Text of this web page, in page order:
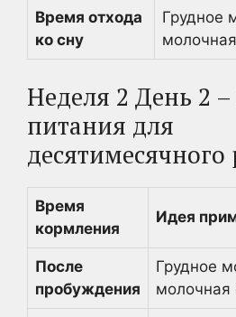
Время отхода
ко сну
Грудное
Неделя 2 День 2
питания для
десятимесячного
Время
кормления
Идея
После
пробуждения
Грудное
молочная